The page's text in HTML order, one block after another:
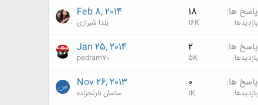
پاسخ ها 18
بازدیدها 16K
Feb 8, 2014
یلدا شیرازی
پاسخ ها 2
بازدیدها 5K
Jan 25, 2014
pedram70
پاسخ ها 0
بازدیدها 1K
Nov 26, 2013
ساسان نارنجزاده س